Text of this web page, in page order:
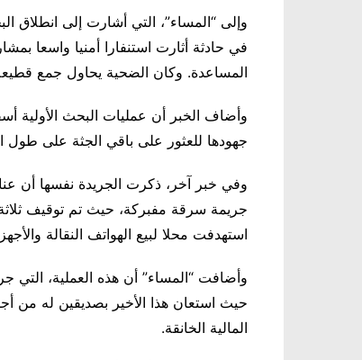
وإلى “المساء”، التي أشارت إلى
في حادثة أثارت استنفارا أمنيا واسعا
المساعدة. وكان الضحية يحاول جمع
وأضاف الخبر أن عمليات البحث الأولية
جهودها للعثور على باقي الجثة على طول
وفي خبر آخر، ذكرت الجريدة نفسها أن
جريمة سرقة مفبركة، حيث تم توقيف
استهدفت محلا لبيع الهواتف النقالة
وأضافت “المساء” أن هذه العملية،
حيث استعان هذا الأخير بصديقين له من
المالية الخانقة.